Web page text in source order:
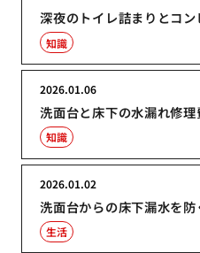
深夜のトイレ詰まりとコ
知識
洗面台と床下の水漏れ修
2026.01.06
知識
洗面台からの床下漏水を
2026.01.02
生活